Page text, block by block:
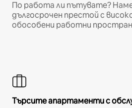
По работа ли пътувате?
дългосрочен престой с
обособени работни
Търсите апартаменти с